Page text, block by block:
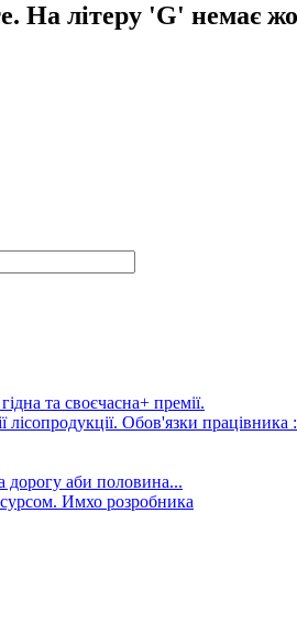
На літеру 'G' немає
та своєчасна+ премії.
лісопродукції. Обов'язки працівника
дорогу аби половина...
Имхо розробника